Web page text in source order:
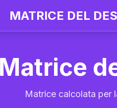
MATRICE DEL
Matrice
Matrice calcolata per